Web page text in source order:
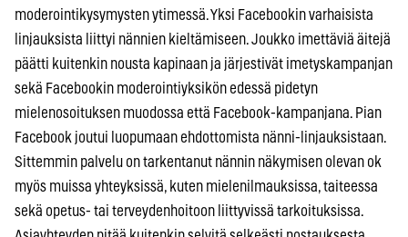
moderointikysymysten ytimessä. Yksi Facebookin varhaisista
linjauksista liittyi nännien kieltämiseen. Joukko imettäviä äitejä
päätti kuitenkin nousta kapinaan ja järjestivät imetyskampanjan
sekä Facebookin moderointiyksikön edessä pidetyn
mielenosoituksen muodossa että Facebook-kampanjana. Pian
Facebook joutui luopumaan ehdottomista nänni-linjauksistaan.
Sittemmin palvelu on tarkentanut nännin näkymisen olevan ok
myös muissa yhteyksissä, kuten mielenilmauksissa, taiteessa
sekä opetus- tai terveydenhoitoon liittyvissä tarkoituksissa.